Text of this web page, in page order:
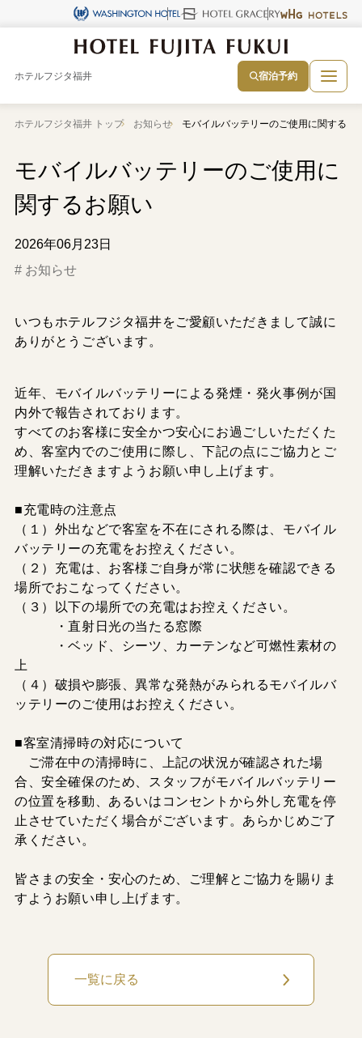
ホテルフジタ福井 宿泊予約
ホテルフジタ福井 トップ お知らせ モバイルバッテリーのご使用に関するお
モバイルバッテリーのご使用に
関するお願い
2026年06月23日
お知らせ
いつもホテルフジタ福井をご愛顧いただきまして誠に
ありがとうございます。
近年、モバイルバッテリーによる発煙・発火事例が国
内外で報告されております。
すべてのお客様に安全かつ安心にお過ごしいただくた
め、客室内でのご使用に際し、下記の点にご協力とご
理解いただきますようお願い申し上げます。
■充電時の注意点
（１）外出などで客室を不在にされる際は、モバイル
バッテリーの充電をお控えください。
（２）充電は、お客様ご自身が常に状態を確認できる
場所でおこなってください。
（３）以下の場所での充電はお控えください。
・直射日光の当たる窓際
・ベッド、シーツ、カーテンなど可燃性素材の
上
（４）破損や膨張、異常な発熱がみられるモバイルバ
ッテリーのご使用はお控えください。
■客室清掃時の対応について
ご滞在中の清掃時に、上記の状況が確認された場
合、安全確保のため、スタッフがモバイルバッテリー
の位置を移動、あるいはコンセントから外し充電を停
止させていただく場合がございます。あらかじめご了
承ください。
皆さまの安全・安心のため、ご理解とご協力を賜りま
すようお願い申し上げます。
一覧に戻る